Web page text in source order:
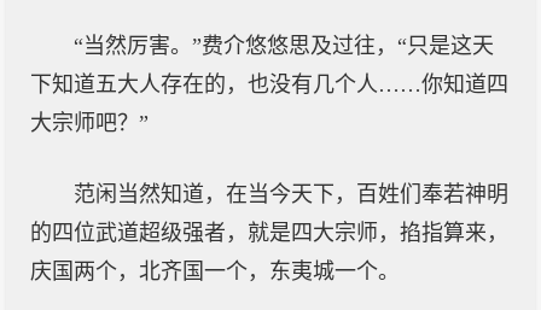
“当然厉害。”费介悠悠思及过往，“只是这天
下知道五大人存在的，也没有几个人……你知道四
大宗师吧？”
范闲当然知道，在当今天下，百姓们奉若神明
的四位武道超级强者，就是四大宗师，掐指算来，
庆国两个，北齐国一个，东夷城一个。